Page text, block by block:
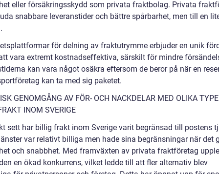
eller försäkringsskydd som privata fraktbolag. Privata
snabbare leveranstider och bättre spårbarhet, men till en
för delning av fraktutrymme erbjuder en unik
vara extremt kostnadseffektiva, särskilt för mindre
kan vara något osäkra eftersom de beror på när en
kan ta med sig paketet.
GENOMGÅNG AV FÖR- OCH NACKDELAR MED OLIKA
INOM SVERIGE
sett har billig frakt inom Sverige varit begränsad till postens
var relativt billiga men hade sina begränsningar när det
och snabbhet. Med framväxten av privata fraktföretag
en ökad konkurrens, vilket ledde till att fler alternativ blev